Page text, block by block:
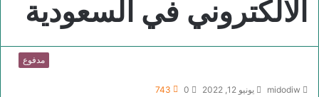
الالكتروني في السعودية
مدفوع
midodiw يونيو 12, 2022 0
743